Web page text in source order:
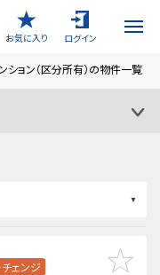
お気に入り
ログイン
ョン（区分所有）の物件一覧
ェンジ